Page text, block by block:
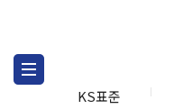
KS표준